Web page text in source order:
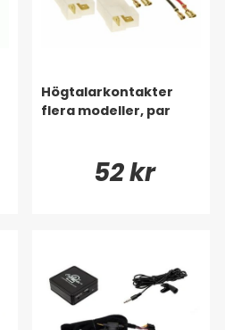
Högtalarkontakter
flera modeller, par
52 kr